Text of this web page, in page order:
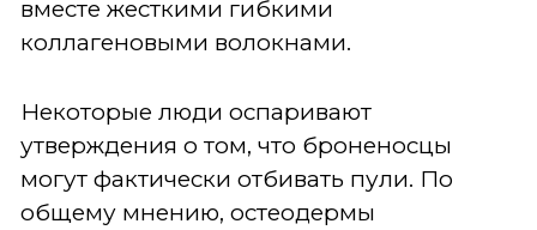
вместе жесткими гибкими
коллагеновыми волокнами.
Некоторые люди оспаривают
утверждения о том, что броненосцы
могут фактически отбивать пули. По
общему мнению, остеодермы